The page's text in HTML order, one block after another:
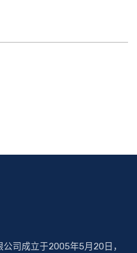
司成立于2005年5月20日，